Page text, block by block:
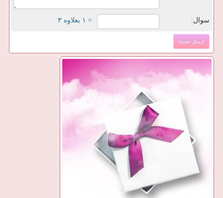
سوال: = ۱ بعلاوه ۳